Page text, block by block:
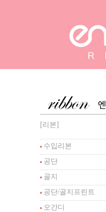
[리본]
수입리본
공단
골지
공단/골지프린트
오간디